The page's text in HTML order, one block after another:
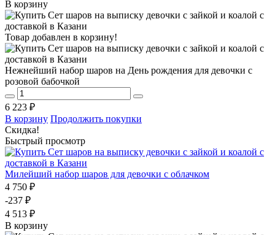
В корзину
Товар добавлен в корзину!
Нежнейший набор шаров на День рождения для девочки с
розовой бабочкой
6 223 ₽
В корзину Продолжить покупки
Скидка!
Быстрый просмотр
Милейший набор шаров для девочки с облачком
4 750 ₽
-237 ₽
4 513 ₽
В корзину